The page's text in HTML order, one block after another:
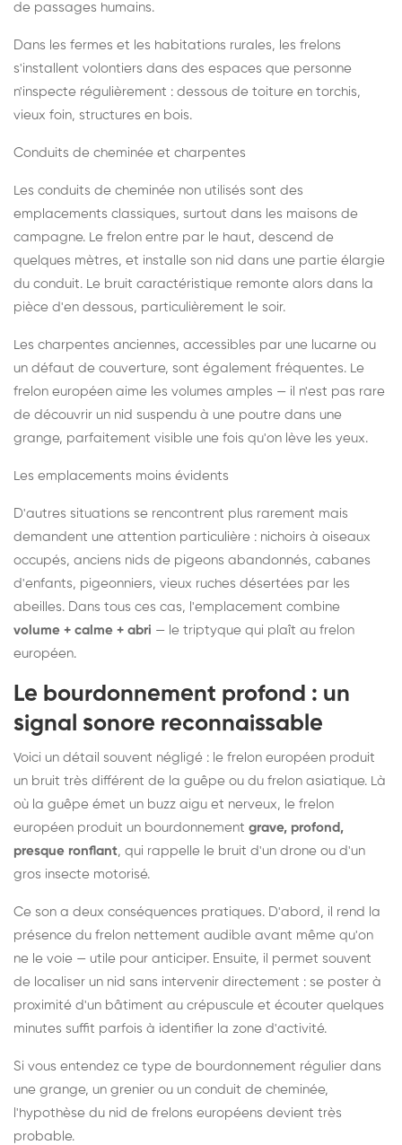
de passages humains.
Dans les fermes et les habitations rurales, les frelons
s'installent volontiers dans des espaces que personne
n'inspecte régulièrement : dessous de toiture en torchis,
vieux foin, structures en bois.
Conduits de cheminée et charpentes
Les conduits de cheminée non utilisés sont des
emplacements classiques, surtout dans les maisons de
campagne. Le frelon entre par le haut, descend de
quelques mètres, et installe son nid dans une partie élargie
du conduit. Le bruit caractéristique remonte alors dans la
pièce d'en dessous, particulièrement le soir.
Les charpentes anciennes, accessibles par une lucarne ou
un défaut de couverture, sont également fréquentes. Le
frelon européen aime les volumes amples — il n'est pas rare
de découvrir un nid suspendu à une poutre dans une
grange, parfaitement visible une fois qu'on lève les yeux.
Les emplacements moins évidents
D'autres situations se rencontrent plus rarement mais
demandent une attention particulière : nichoirs à oiseaux
occupés, anciens nids de pigeons abandonnés, cabanes
d'enfants, pigeonniers, vieux ruches désertées par les
abeilles. Dans tous ces cas, l'emplacement combine
volume + calme + abri — le triptyque qui plaît au frelon
européen.
Le bourdonnement profond : un
signal sonore reconnaissable
Voici un détail souvent négligé : le frelon européen produit
un bruit très différent de la guêpe ou du frelon asiatique. Là
où la guêpe émet un buzz aigu et nerveux, le frelon
européen produit un bourdonnement grave, profond,
presque ronflant, qui rappelle le bruit d'un drone ou d'un
gros insecte motorisé.
Ce son a deux conséquences pratiques. D'abord, il rend la
présence du frelon nettement audible avant même qu'on
ne le voie — utile pour anticiper. Ensuite, il permet souvent
de localiser un nid sans intervenir directement : se poster à
proximité d'un bâtiment au crépuscule et écouter quelques
minutes suffit parfois à identifier la zone d'activité.
Si vous entendez ce type de bourdonnement régulier dans
une grange, un grenier ou un conduit de cheminée,
l'hypothèse du nid de frelons européens devient très
probable.